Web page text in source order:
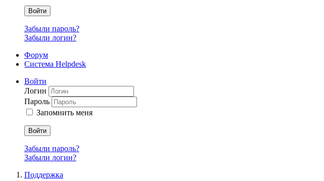
Войти
Забыли пароль?
Забыли логин?
Форум
Система Helpdesk
Войти
Логин
Пароль
Запомнить меня
Войти
Забыли пароль?
Забыли логин?
Поддержка